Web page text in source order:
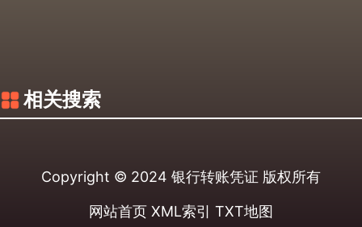
相关搜索
Copyright © 2024 银行转账凭证 版权所有
网站首页 XML索引 TXT地图